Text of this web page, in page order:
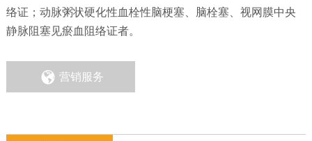
络证；动脉粥状硬化性血栓性脑梗塞、脑栓塞、视网膜中央
静脉阻塞见瘀血阻络证者。
 营销服务